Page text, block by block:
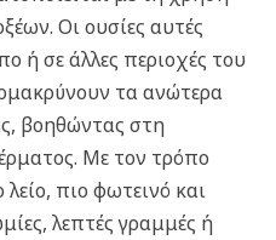
Οι ουσίες αυτές
ή σε άλλες περιοχές του
τα ανώτερα
βοηθώντας στη
Με τον τρόπο
πιο φωτεινό και
λεπτές γραμμές ή